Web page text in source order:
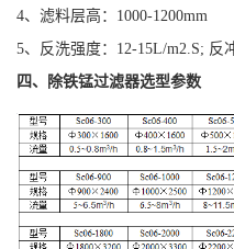
4、滤料层高：1000-1200mm
5、反洗强度：12-15L/m2.S; 反
四、除铁锰过滤器选型参数